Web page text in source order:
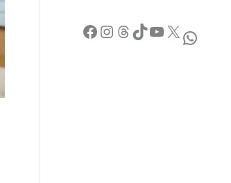
Facebook Instagram Threads TikTok YouTube X WhatsApp